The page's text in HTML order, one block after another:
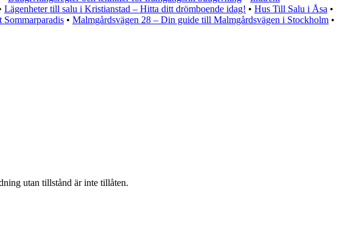
Lägenheter till salu i Kristianstad – Hitta ditt drömboende idag! • Hus Till Salu i Åsa •
• Malmgårdsvägen 28 – Din guide till Malmgårdsvägen i Stockholm •
utan tillstånd är inte tillåten.